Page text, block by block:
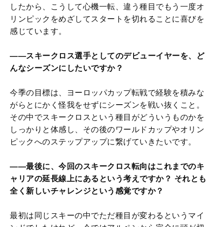
したから、こうして心機一転、違う種目でもう一度オ
リンピックをめざしてスタートを切れることに喜びを
感じています。
――スキークロス選手としてのデビューイヤーを、ど
んなシーズンにしたいですか？
今季の目標は、ヨーロッパカップ転戦で経験を積みな
がらとにかく怪我をせずにシーズンを戦い抜くこと。
その中でスキークロスという種目がどういうものかを
しっかりと体感し、その後のワールドカップやオリン
ピックへのステップアップに繋げていきたいです。
――最後に、今回のスキークロス転向はこれまでのキ
ャリアの延長線上にあるという考えですか？ それとも
全く新しいチャレンジという感覚ですか？
最初は同じスキーの中でただ種目が変わるというマイ